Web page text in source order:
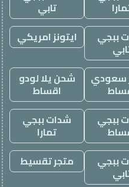
تابي
ببجي
ايتونز امريكي
سعودي شحن يلا لودو
اقساط
ببجي
شدات ببجي
تمارا
ببجي
متجر تقسيط